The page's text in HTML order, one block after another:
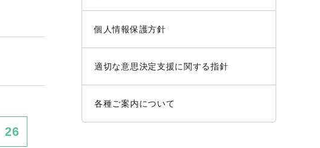
26
個人情報保護方針
適切な意思決定支援に関する指針
各種ご案内について